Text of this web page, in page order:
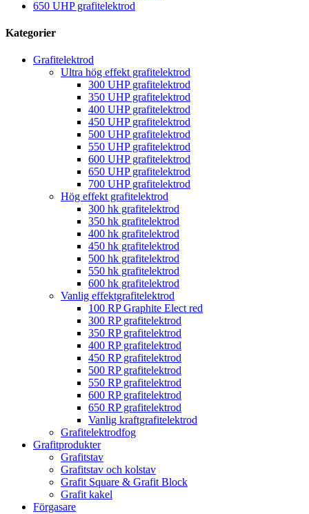
650 UHP grafitelektrod
Kategorier
Grafitelektrod
Ultra hög effekt grafitelektrod
300 UHP grafitelektrod
350 UHP grafitelektrod
400 UHP grafitelektrod
450 UHP grafitelektrod
500 UHP grafitelektrod
550 UHP grafitelektrod
600 UHP grafitelektrod
650 UHP grafitelektrod
700 UHP grafitelektrod
Hög effekt grafitelektrod
300 hk grafitelektrod
350 hk grafitelektrod
400 hk grafitelektrod
450 hk grafitelektrod
500 hk grafitelektrod
550 hk grafitelektrod
600 hk grafitelektrod
Vanlig effektgrafitelektrod
100 RP Graphite Elect red
300 RP grafitelektrod
350 RP grafitelektrod
400 RP grafitelektrod
450 RP grafitelektrod
500 RP grafitelektrod
550 RP grafitelektrod
600 RP grafitelektrod
650 RP grafitelektrod
Vanlig kraftgrafitelektrod
Grafitelektrodfog
Grafitprodukter
Grafitstav
Grafitstav och kolstav
Grafit Square & Grafit Block
Grafit kakel
Förgasare